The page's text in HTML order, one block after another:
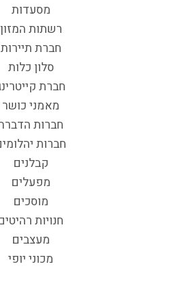
מסעדות
רשתות המזון
חברת תיירות
סלון כלות
חברת
מאמני כושר
חברות
חברות
קבלנים
מפעלים
מוסכים
חנויות
מעצבים
מכוני יופי